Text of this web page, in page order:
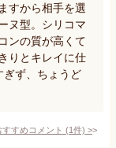
すから相手を選
ヌ型。シリコマ
ンの質が高くて
りとキレイに仕
ぎず、ちょうど
すめコメント (1件) >